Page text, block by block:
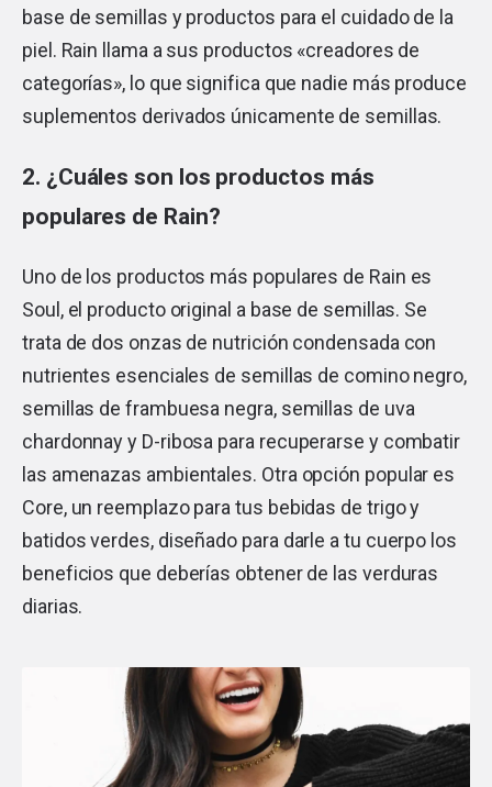
base de semillas y productos para el cuidado de la
piel. Rain llama a sus productos «creadores de
categorías», lo que significa que nadie más produce
suplementos derivados únicamente de semillas.
2. ¿Cuáles son los productos más
populares de Rain?
Uno de los productos más populares de Rain es
Soul, el producto original a base de semillas. Se
trata de dos onzas de nutrición condensada con
nutrientes esenciales de semillas de comino negro,
semillas de frambuesa negra, semillas de uva
chardonnay y D-ribosa para recuperarse y combatir
las amenazas ambientales. Otra opción popular es
Core, un reemplazo para tus bebidas de trigo y
batidos verdes, diseñado para darle a tu cuerpo los
beneficios que deberías obtener de las verduras
diarias.